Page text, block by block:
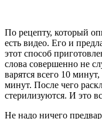
По рецепту, который
есть видео. Его и
этот способ
слова совершенно не
варятся всего 10
минут. После чего
стерилизуются. И это
Не надо ничего